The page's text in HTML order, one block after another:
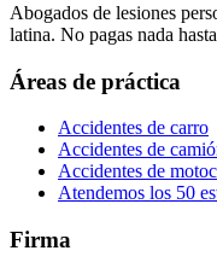
Abogados de lesiones
latina. No pagas nada
Áreas de práctica
Accidentes de carro
Accidentes de
Accidentes de
Atendemos los 50
Firma